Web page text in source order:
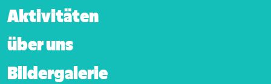
Aktivitäten
über uns
Bildergalerie